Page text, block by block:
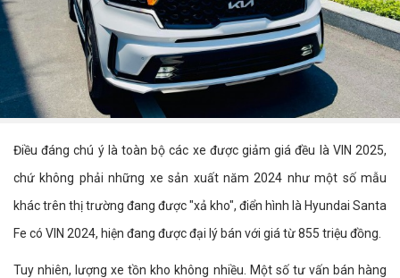
Điều đáng chú ý là toàn bộ các xe được giảm giá đều là VIN 2025,
chứ không phải những xe sản xuất năm 2024 như một số mẫu
khác trên thị trường đang được "xả kho", điển hình là Hyundai Santa
Fe có VIN 2024, hiện đang được đại lý bán với giá từ 855 triệu đồng.
Tuy nhiên, lượng xe tồn kho không nhiều. Một số tư vấn bán hàng